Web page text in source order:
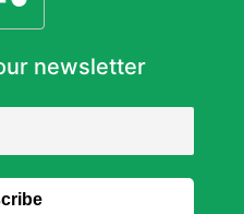
newsletter